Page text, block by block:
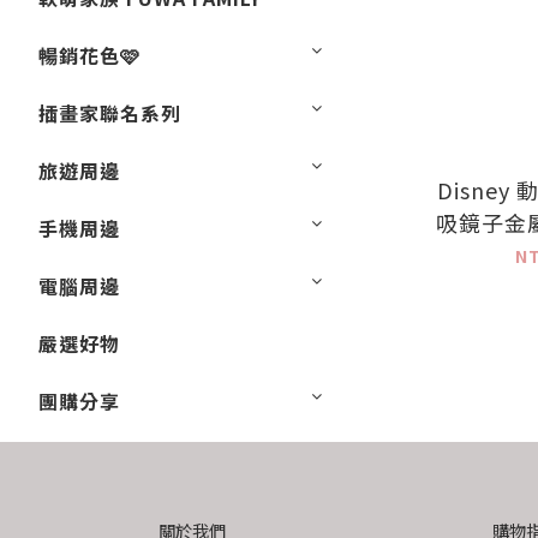
暢銷花色🩷
插畫家聯名系列
旅遊周邊
手機周邊
電腦周邊
嚴選好物
團購分享
Disney
吸鏡子金
關於我們 購物